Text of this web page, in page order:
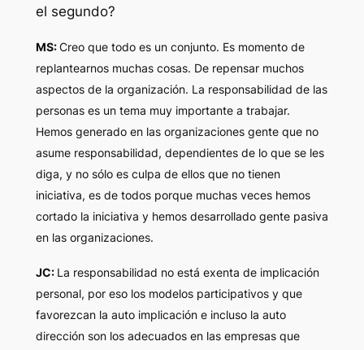
el segundo?
MS:Creo que todo es un conjunto. Es momento de
replantearnos muchas cosas. De repensar muchos
aspectos de la organización. La responsabilidad de las
personas es un tema muy importante a trabajar.
Hemos generado en las organizaciones gente que no
asume responsabilidad, dependientes de lo que se les
diga, y no sólo es culpa de ellos que no tienen
iniciativa, es de todos porque muchas veces hemos
cortado la iniciativa y hemos desarrollado gente pasiva
en las organizaciones.
JC: La responsabilidad no está exenta de implicación
personal, por eso los modelos participativos y que
favorezcan la auto implicación e incluso la auto
dirección son los adecuados en las empresas que